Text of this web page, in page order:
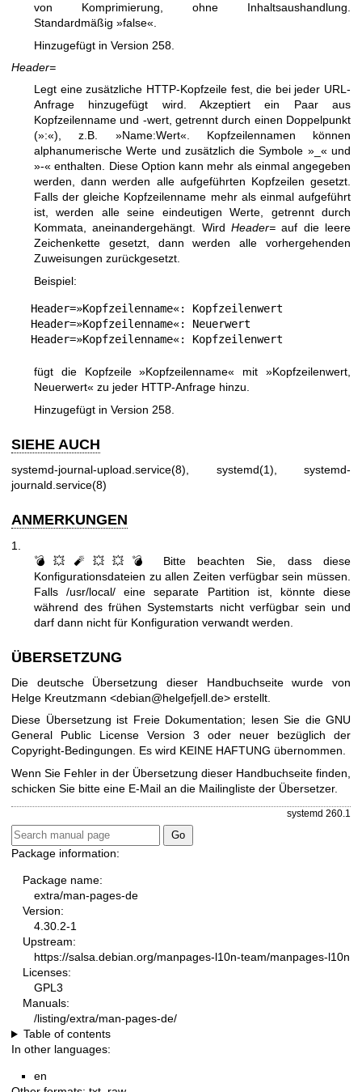
von Komprimierung, ohne Inhaltsaushandlung.
Standardmäßig »false«.
Hinzugefügt in Version 258.
Header=
Legt eine zusätzliche HTTP-Kopfzeile fest, die bei jeder URL-
Anfrage hinzugefügt wird. Akzeptiert ein Paar aus
Kopfzeilenname und -wert, getrennt durch einen Doppelpunkt
(»:«), z.B. »Name:Wert«. Kopfzeilennamen können
alphanumerische Werte und zusätzlich die Symbole »_« und
»-« enthalten. Diese Option kann mehr als einmal angegeben
werden, dann werden alle aufgeführten Kopfzeilen gesetzt.
Falls der gleiche Kopfzeilenname mehr als einmal aufgeführt
ist, werden alle seine eindeutigen Werte, getrennt durch
Kommata, aneinandergehängt. Wird Header= auf die leere
Zeichenkette gesetzt, dann werden alle vorhergehenden
Zuweisungen zurückgesetzt.
Beispiel:
Header=»Kopfzeilenname«: Kopfzeilenwert
Header=»Kopfzeilenname«: Neuerwert
Header=»Kopfzeilenname«: Kopfzeilenwert
fügt die Kopfzeile »Kopfzeilenname« mit »Kopfzeilenwert,
Neuerwert« zu jeder HTTP-Anfrage hinzu.
Hinzugefügt in Version 258.
SIEHE AUCH
systemd-journal-upload.service(8) systemd(1)
systemd-
journald.service(8)
ANMERKUNGEN
1.
💣💥🧨💥💥💣 Bitte beachten Sie, dass diese
Konfigurationsdateien zu allen Zeiten verfügbar sein müssen.
Falls /usr/local/ eine separate Partition ist, könnte diese
während des frühen Systemstarts nicht verfügbar sein und
darf dann nicht für Konfiguration verwandt werden.
ÜBERSETZUNG
Die deutsche Übersetzung dieser Handbuchseite wurde von
Helge Kreutzmann <debian@helgefjell.de> erstellt.
Diese Übersetzung ist Freie Dokumentation; lesen Sie die GNU
General Public License Version 3 oder neuer bezüglich der
Copyright-Bedingungen. Es wird KEINE HAFTUNG übernommen.
Wenn Sie Fehler in der Übersetzung dieser Handbuchseite finden,
schicken Sie bitte eine E-Mail an die Mailingliste der Übersetzer.
systemd 260.1
Package information:
Package name:
extra/man-pages-de
Version:
4.30.2-1
Upstream:
https://salsa.debian.org/manpages-l10n-team/manpages-l10n
Licenses:
GPL3
Manuals:
/listing/extra/man-pages-de/
Table of contents
In other languages:
en